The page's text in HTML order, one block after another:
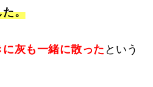
た。
灰も一緒に散った という